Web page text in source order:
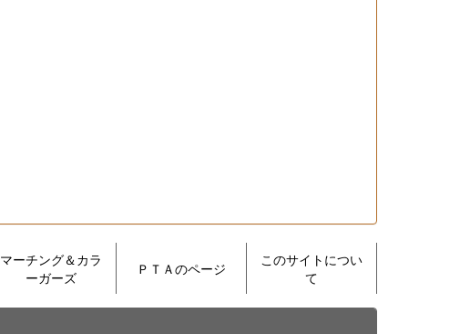
マーチング＆カラ
ーガーズ
ＰＴＡのページ
このサイトについ
て